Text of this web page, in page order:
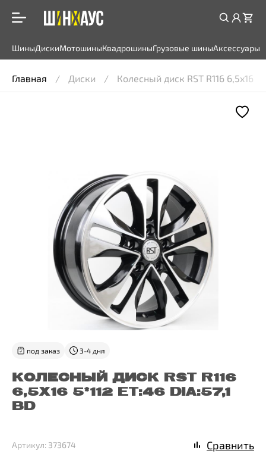
ШиныДискиМотошиныКвадрошиныГрузовые шиныАксессуары
Главная Диски Колесный диск RST R116 6,5x16
КОЛЕСНЫЙ ДИСК RST R116
6,5X16 5*112 ET:46 DIA:57,1
BD
под заказ 3-4 дня
Артикул: 373674 Сравнить